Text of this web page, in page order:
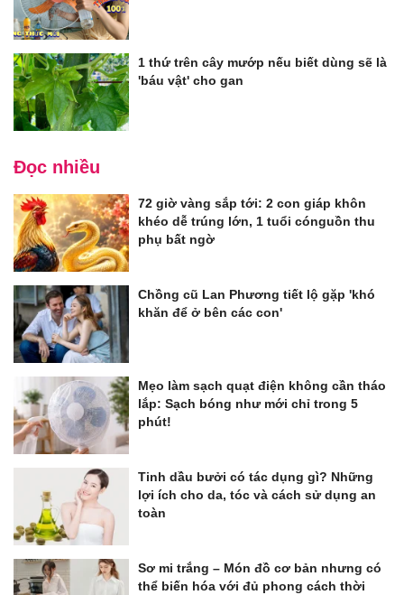
1 thứ trên cây mướp nếu biết dùng sẽ là
'báu vật' cho gan
Đọc nhiều
72 giờ vàng sắp tới: 2 con giáp khôn
khéo dễ trúng lớn, 1 tuổi cónguồn thu
phụ bất ngờ
Chồng cũ Lan Phương tiết lộ gặp 'khó
khăn để ở bên các con'
Mẹo làm sạch quạt điện không cần tháo
lắp: Sạch bóng như mới chỉ trong 5
phút!
Tinh dầu bưởi có tác dụng gì? Những
lợi ích cho da, tóc và cách sử dụng an
toàn
Sơ mi trắng – Món đồ cơ bản nhưng có
thể biến hóa với đủ phong cách thời